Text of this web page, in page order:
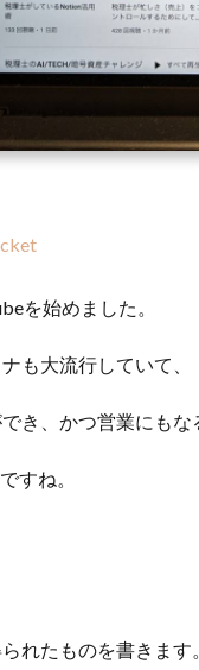
を始めました。
も大流行していて、
でき、かつ営業にもな
すね。
られたものを書きます